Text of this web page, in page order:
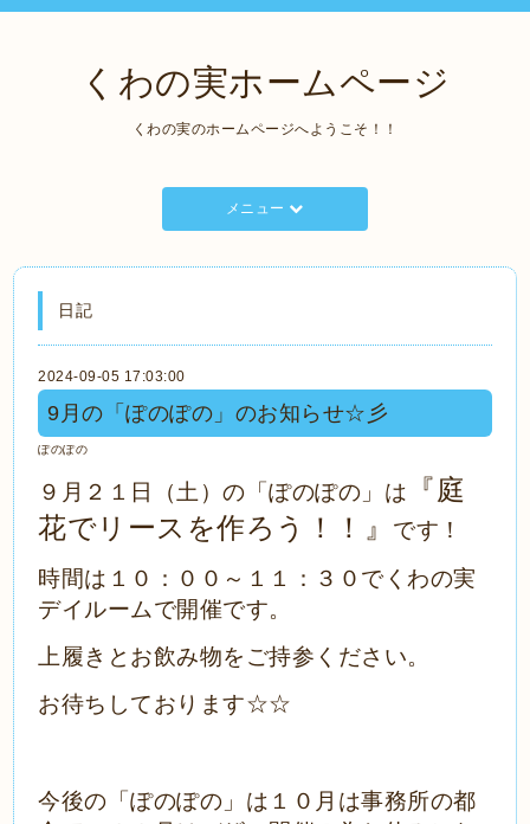
くわの実ホームページ
くわの実のホームページへようこそ！！
メニュー
日記
2024-09-05 17:03:00
9月の「ぽのぽの」のお知らせ☆彡
ぽのぽの
９月２１日（土）の「ぽのぽの」は
『庭
花でリースを作ろう！！』
です！
時間は１０：００～１１：３０でくわの実
デイルームで開催です。
上履きとお飲み物をご持参ください。
お待ちしております☆☆
今後の「ぽのぽの」は１０月は事務所の都